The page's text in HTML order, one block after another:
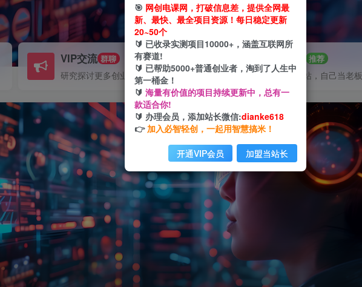
VIP交流 群聊
研究探讨更多创业项目路子。
推荐
搭建同款网站，自己当老板
🎯 网创电课网，打破信息差，提供全网最
新、最快、最全项目资源！每日稳定更新
20~50个
🔰 已收录实测项目10000+，涵盖互联网所
有赛道!
🔰 已帮助5000+普通创业者，淘到了人生中
第一桶金！
🔰 海量有价值的项目持续更新中，总有一
款适合你!
🔰 办理会员，添加站长微信:dianke618
👉 加入必智轻创，一起用智慧搞米！
开通VIP会员 加盟当站长